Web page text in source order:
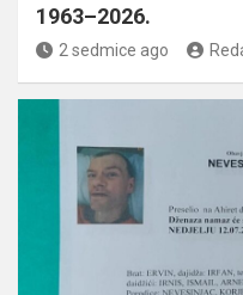
1963–2026.
2 sedmice ago